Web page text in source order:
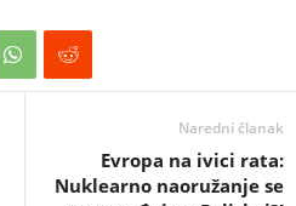
Naredni članak
Evropa na ivici rata:
Nuklearno naoružanje se